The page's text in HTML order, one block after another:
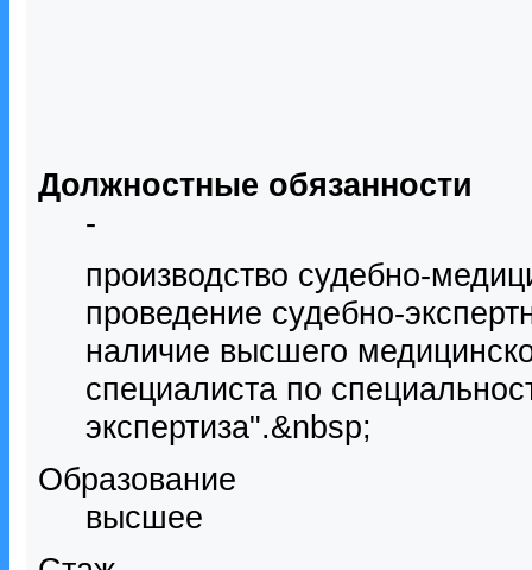
Должностные обязанности
-
производство судебно-
проведение судебно-
наличие высшего
специалиста по
экспертиза".&nbsp;
Образование
высшее